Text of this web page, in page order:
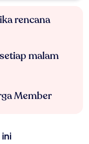
rencana
malam
Member